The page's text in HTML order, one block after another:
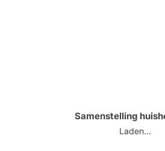
Samenstelling
Laden...